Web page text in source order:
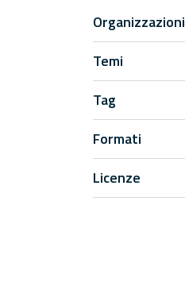
Organizzazioni
Temi
Tag
Formati
Licenze